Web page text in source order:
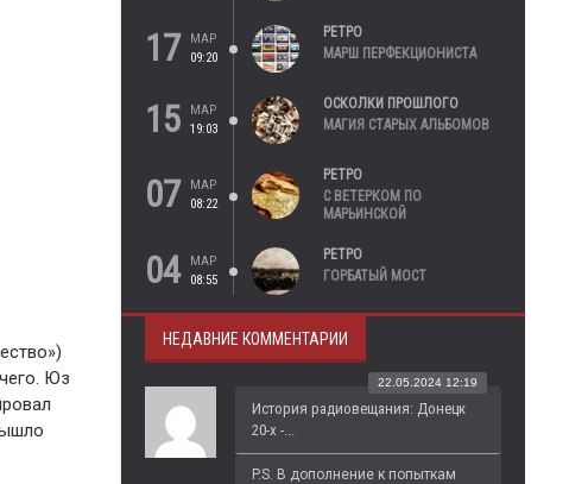
Юз
17
МАР
09:20
РЕТРО
МАРШ ПЕРФЕКЦИОНИСТА
15
МАР
19:03
ОСКОЛКИ ПРОШЛОГО
МАГИЯ СТАРЫХ АЛЬБОМОВ
07
МАР
08:22
РЕТРО
С ВЕТЕРКОМ ПО
МАРЬИНСКОЙ
04
МАР
08:55
РЕТРО
ГОРБАТЫЙ МОСТ
НЕДАВНИЕ КОММЕНТАРИИ
История радиовещания: Донецк
20-х -...
22.05.2024 12:19
P.S. В дополнение к попыткам